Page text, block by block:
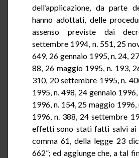
dell’applicazione, da parte
hanno adottati, delle
assenso previste dai
settembre 1994, n. 551, 25
649, 26 gennaio 1995, n. 24,
88, 26 maggio 1995, n. 193,
310, 20 settembre 1995, n.
1995, n. 498, 24 gennaio
1996, n. 154, 25 maggio
1996, n. 388, 24 settembre
effetti sono stati fatti salvi ai
comma 61, della legge 23
662”; ed aggiunge che, a tal